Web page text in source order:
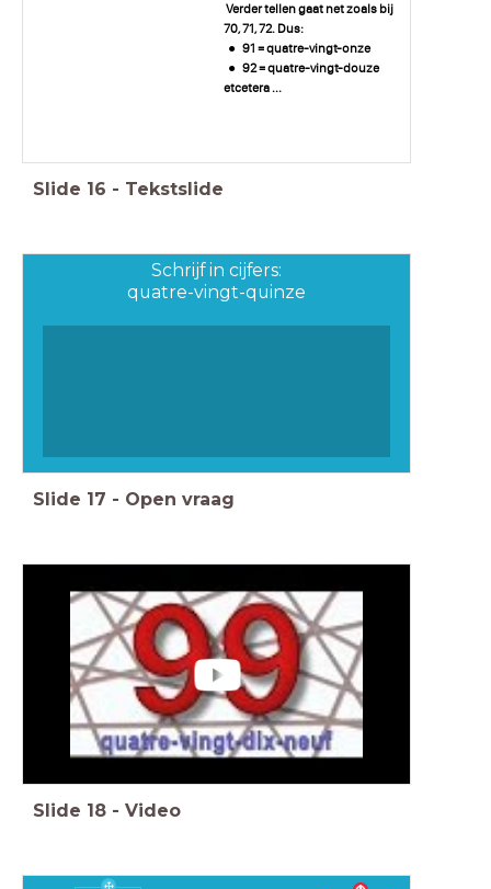
Verder tellen gaat net zoals bij
70, 71, 72. Dus:
91 = quatre-vingt-onze
92 = quatre-vingt-douze
etcetera ...
Slide 16 - Tekstslide
Schrijf in cijfers:
quatre-vingt-quinze
Slide 17 - Open vraag
Slide 18 - Video